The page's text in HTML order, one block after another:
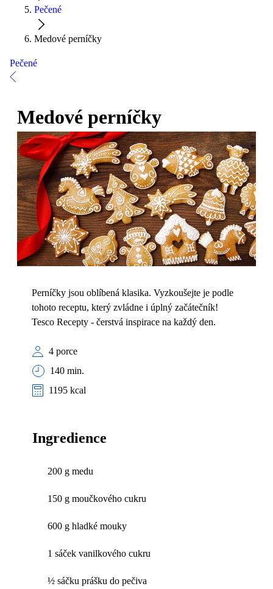
Pečené
Medové perníčky
Pečené
Medové perníčky
Perníčky jsou oblíbená klasika. Vyzkoušejte je podle
tohoto receptu, který zvládne i úplný začátečník!
Tesco Recepty - čerstvá inspirace na každý den.
4 porce
140 min.
1195 kcal
Ingredience
200 g medu
150 g moučkového cukru
600 g hladké mouky
1 sáček vanilkového cukru
½ sáčku prášku do pečiva